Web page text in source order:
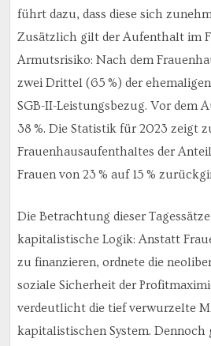
führt dazu, dass diese sich
Zusätzlich gilt der Aufenthalt im
Armutsrisiko: Nach dem
zwei Drittel (65 %) der
SGB-II-Leistungsbezug. Vor dem
38 %. Die Statistik für 2023 zeigt
Frauenhausaufenthaltes der
Frauen von 23 % auf 15 %
Die Betrachtung dieser
kapitalistische Logik: Anstatt
zu finanzieren, ordnete die
soziale Sicherheit der
verdeutlicht die tief verwurzelte
kapitalistischen System.